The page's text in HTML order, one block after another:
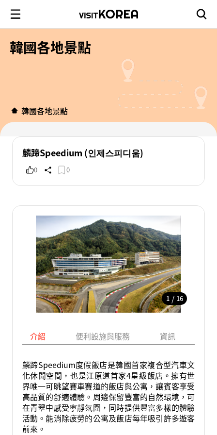
韓國各地景點
韓國各地景點
麟蹄Speedium (인제스피디움)
0 0
1 / 16
介紹 便利設施與服務 資訊
麟蹄Speedium度假飯店是韓國首家複合型汽車文
化休閒空間，也是江原道首家4星級飯店。擁有世
界唯一可眺望賽車賽道的飯店與公寓，讓賓客享受
高品質的舒適體驗。周邊保留豐富的自然環境，可
在青翠中感受寧靜氛圍，同時提供豐富多樣的體驗
活動。能消除疲勞的公寓及飯店每年吸引許多遊客
前來。